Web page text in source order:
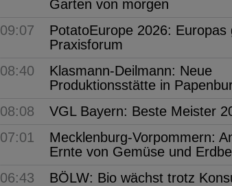
Garten von morgen
09:07
PotatoEurope 2026: Europas
Praxisforum
08:40
Klasmann-Deilmann: Neue
Produktionsstätte in
08:08
VGL Bayern: Beste Meister
07:01
Mecklenburg-Vorpommern:
Ernte von Gemüse und
06:43
BÖLW: Bio wächst trotz